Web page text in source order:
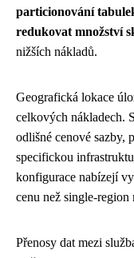
particionování
redukovat množství
nižších nákladů.
Geografická lokace
celkových nákladech.
odlišné cenové sazby,
specifickou
konfigurace nabízejí
cenu než single-region
Přenosy dat mezi